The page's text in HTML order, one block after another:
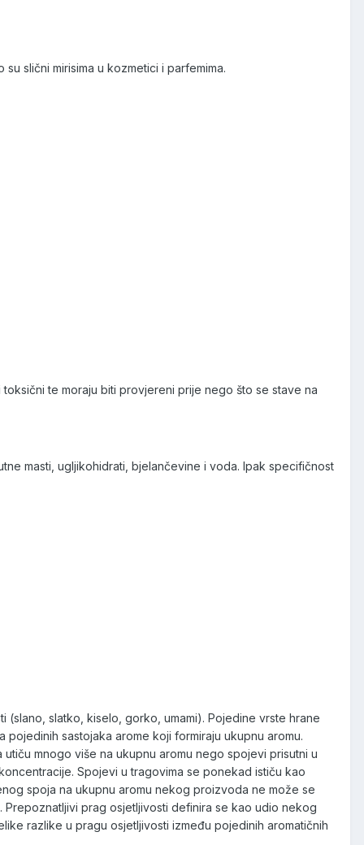
slični mirisima u kozmetici i parfemima.
te moraju biti provjereni prije nego što se stave na
masti, ugljikohidrati, bjelančevine i voda. Ipak specifičnost
(slano, slatko, kiselo, gorko, umami). Pojedine vrste hrane
sastojaka arome koji formiraju ukupnu aromu.
mnogo više na ukupnu aromu nego spojevi prisutni u
Spojevi u tragovima se ponekad ističu kao
spoja na ukupnu aromu nekog proizvoda ne može se
prag osjetljivosti definira se kao udio nekog
razlike u pragu osjetljivosti između pojedinih aromatičnih